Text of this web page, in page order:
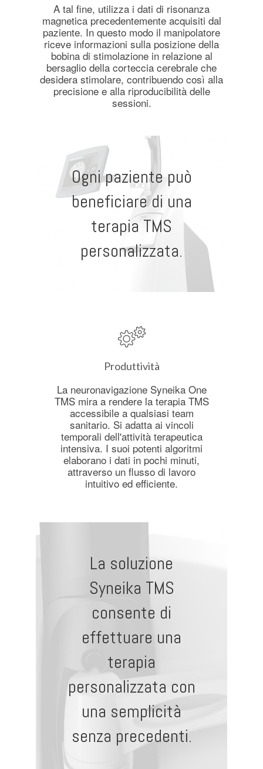
A tal fine, utilizza i dati di risonanza
magnetica precedentemente acquisiti dal
paziente. In questo modo il manipolatore
riceve informazioni sulla posizione della
bobina di stimolazione in relazione al
bersaglio della corteccia cerebrale che
desidera stimolare, contribuendo così alla
precisione e alla riproducibilità delle
sessioni.
Ogni paziente può
beneficiare di una
terapia TMS
personalizzata.
Produttività
La neuronavigazione Syneika One
TMS mira a rendere la terapia TMS
accessibile a qualsiasi team
sanitario. Si adatta ai vincoli
temporali dell'attività terapeutica
intensiva. I suoi potenti algoritmi
elaborano i dati in pochi minuti,
attraverso un flusso di lavoro
intuitivo ed efficiente.
La soluzione
Syneika TMS
consente di
effettuare una
terapia
personalizzata con
una semplicità
senza precedenti.